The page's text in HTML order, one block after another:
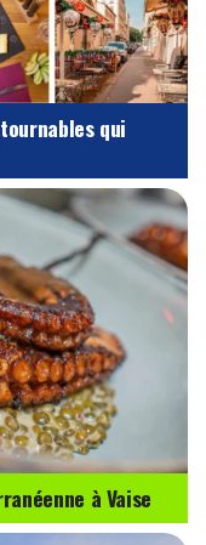
qui
à Vaise